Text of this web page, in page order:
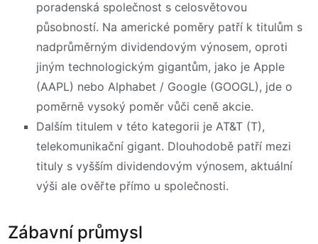
poradenská společnost s celosvětovou
působností. Na americké poměry patří k titulům s
nadprůměrným dividendovým výnosem, oproti
jiným technologickým gigantům, jako je Apple
(AAPL) nebo Alphabet / Google (GOOGL), jde o
poměrně vysoký poměr vůči ceně akcie.
Dalším titulem v této kategorii je AT&T (T),
telekomunikační gigant. Dlouhodobě patří mezi
tituly s vyšším dividendovým výnosem, aktuální
výši ale ověřte přímo u společnosti.
Zábavní průmysl